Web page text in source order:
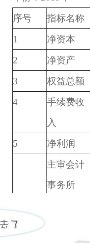
序号
指标名称
1
净资本
2
净资产
3
权益总额
4
手续费收
入
5 净利润
主审会计
事务所